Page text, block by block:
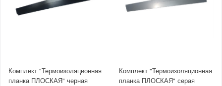
Комплект "Термоизоляционная
планка ПЛОСКАЯ" черная
Комплект "Термоизоляционная
планка ПЛОСКАЯ" серая